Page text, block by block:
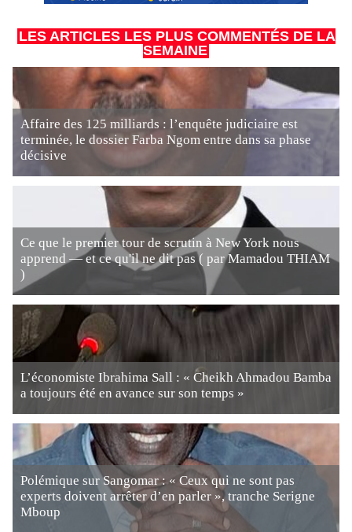
LES ARTICLES LES PLUS COMMENTÉS DE LA
SEMAINE
Affaire des 125 milliards : l’enquête judiciaire est
terminée, le dossier Farba Ngom entre dans sa phase
décisive
Ce que le premier tour de scrutin à New York nous
apprend — et ce qu'il ne dit pas ( par Mamadou THIAM
)
L’économiste Ibrahima Sall : « Cheikh Ahmadou Bamba
a toujours été en avance sur son temps »
Polémique sur Sangomar : « Ceux qui ne sont pas
experts doivent arrêter d’en parler », tranche Serigne
Mboup